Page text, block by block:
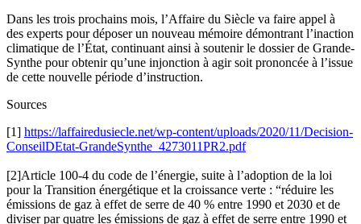
Dans les trois prochains mois, l’Affaire du Siècle va faire appel à
des experts pour déposer un nouveau mémoire démontrant l’inaction
climatique de l’État, continuant ainsi à soutenir le dossier de Grande-
Synthe pour obtenir qu’une injonction à agir soit prononcée à l’issue
de cette nouvelle période d’instruction.
Sources
[1] https://laffairedusiecle.net/wp-content/uploads/2020/11/Decision-
ConseilDEtat-GrandeSynthe_4273011PR2.pdf
[2]Article 100-4 du code de l’énergie, suite à l’adoption de la loi
pour la Transition énergétique et la croissance verte : “réduire les
émissions de gaz à effet de serre de 40 % entre 1990 et 2030 et de
diviser par quatre les émissions de gaz à effet de serre entre 1990 et